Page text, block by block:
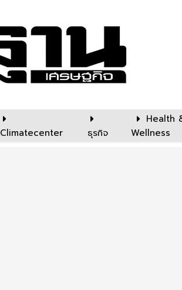
Climatecenter ธุรกิจ
Health
Wellness